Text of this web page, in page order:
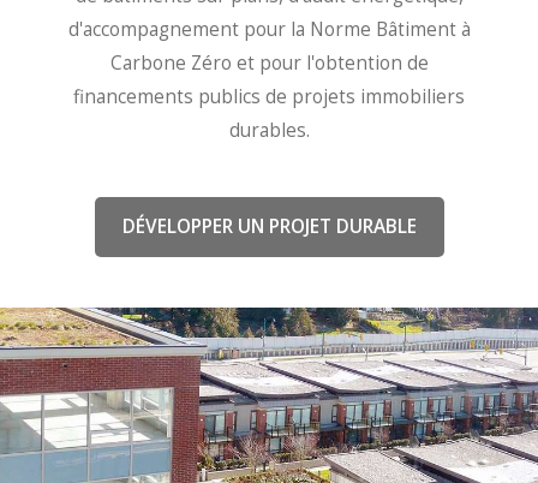
d'accompagnement pour la Norme Bâtiment à
Carbone Zéro et pour l'obtention de
financements publics de projets immobiliers
durables.
DÉVELOPPER UN PROJET DURABLE